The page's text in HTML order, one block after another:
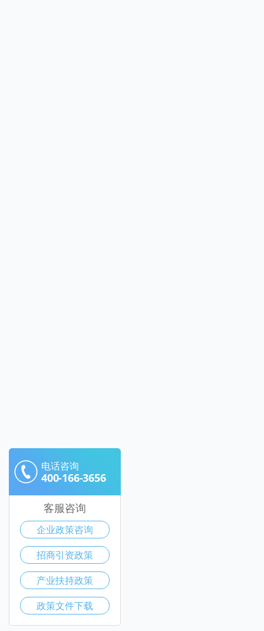
电话咨询
400-166-3656
客服咨询
企业政策咨询
招商引资政策
产业扶持政策
政策文件下载